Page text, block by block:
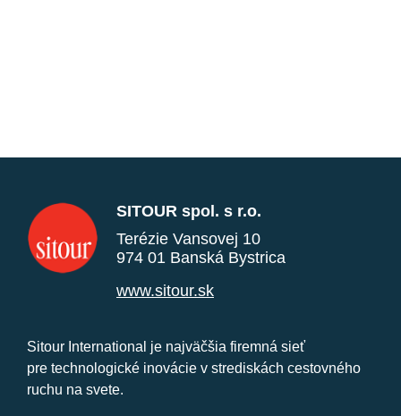
SITOUR spol. s r.o.
Terézie Vansovej 10
974 01 Banská Bystrica
www.sitour.sk
Sitour International je najväčšia firemná sieť
pre technologické inovácie v strediskách cestovného
ruchu na svete.